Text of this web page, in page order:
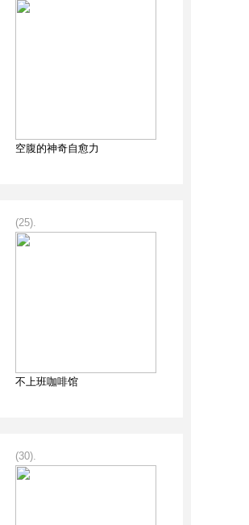
空腹的神奇自愈力
(25).
不上班咖啡馆
(30).